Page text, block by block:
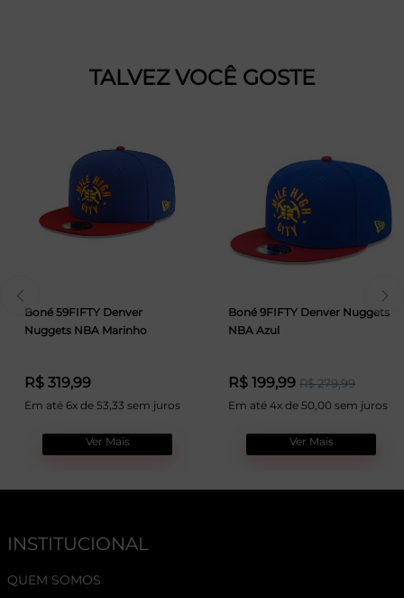
TALVEZ VOCÊ GOSTE
Boné 59FIFTY Denver
Nuggets NBA Marinho
R$ 319,99
Em até 6x de 53,33 sem juros
Ver Mais
Boné 9FIFTY Denver Nuggets
NBA Azul
R$ 199,99 R$ 279,99
Em até 4x de 50,00 sem juros
Ver Mais
INSTITUCIONAL
QUEM SOMOS